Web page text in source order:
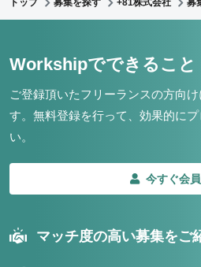
トップ 募集を探す +81株式会社 募
Workshipでできること
ご登録頂いたフリーランスの方向
す。 無料登録を行って、効果的に
い。
今すぐ会
マッチ度の高い募集をご